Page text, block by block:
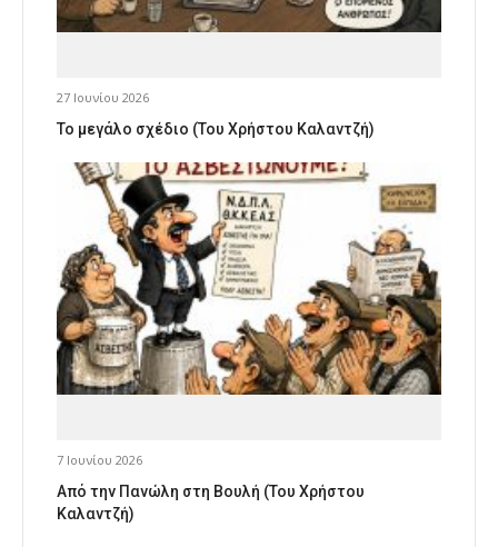
27 Ιουνίου 2026
Το μεγάλο σχέδιο (Του Χρήστου Καλαντζή)
7 Ιουνίου 2026
Από την Πανώλη στη Βουλή (Του Χρήστου
Καλαντζή)